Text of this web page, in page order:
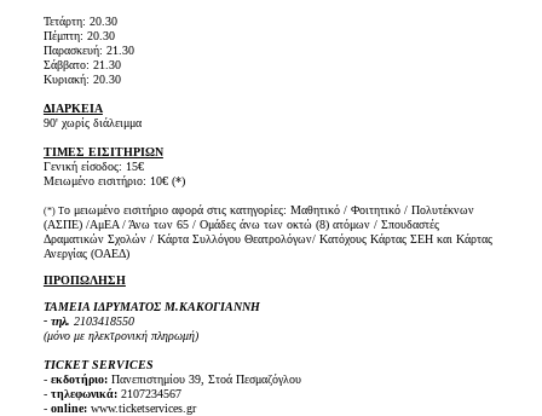
Τετάρτη: 20.30
Πέμπτη: 20.30
Παρασκευή: 21.30
Σάββατο: 21.30
Κυριακή: 20.30
ΔΙΑΡΚΕΙΑ
90' χωρίς διάλειμμα
ΤΙΜΕΣ ΕΙΣΙΤΗΡΙΩΝ
Γενική είσοδος: 15€
Μειωμένο εισιτήριο: 10€ (*)
(*) Το μειωμένο εισιτήριο αφορά στις κατηγορίες: Μαθητικό / Φοιτητικό / Πολυτέκνων
(ΑΣΠΕ) /ΑμΕΑ / Άνω των 65 / Ομάδες άνω των οκτώ (8) ατόμων / Σπουδαστές
Δραματικών Σχολών / Κάρτα Συλλόγου Θεατρολόγων/ Κατόχους Κάρτας ΣΕΗ και Κάρτας
Ανεργίας (ΟΑΕΔ)
ΠΡΟΠΩΛΗΣΗ
ΤΑΜΕΙΑ ΙΔΡΥΜΑΤΟΣ Μ.ΚΑΚΟΓΙΑΝΝΗ
- τηλ. 2103418550
(μόνο με ηλεκτρονική πληρωμή)
TICKET SERVICES
- εκδοτήριο:Πανεπιστημίου 39, Στοά Πεσμαζόγλου
- τηλεφωνικά:2107234567
- online:www.ticketservices.gr